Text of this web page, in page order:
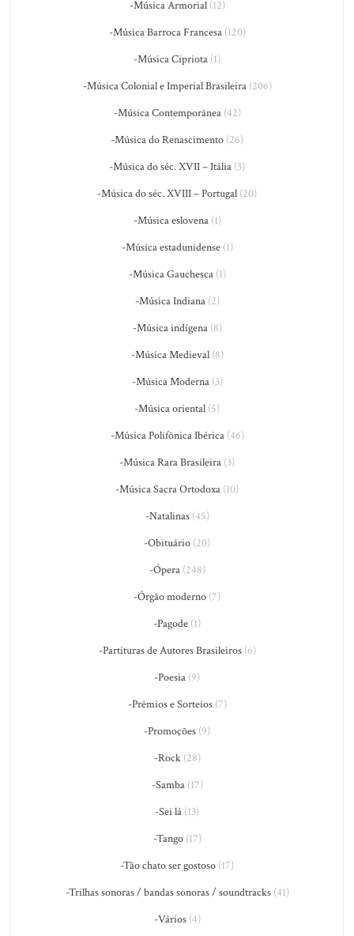
-Música Armorial(12)
-Música Barroca Francesa(120)
-Música Cipriota (1)
-Música Colonial e Imperial Brasileira(206)
-Música Contemporânea(42)
-Música do Renascimento (26)
-Música do séc. XVII – Itália (3)
-Música do séc. XVIII – Portugal (20)
-Música eslovena(1)
-Música estadunidense(1)
-Música Gauchesca(1)
-Música Indiana(2)
-Música indígena(8)
-Música Medieval(8)
-Música Moderna(3)
-Música oriental (5)
-Música Polifônica Ibérica(46)
-Música Rara Brasileira (3)
-Música Sacra Ortodoxa (10)
-Natalinas(45)
-Obituário (20)
-Ópera(248)
-Órgão moderno (7)
-Pagode (1)
-Partituras de Autores Brasileiros(6)
-Poesia (9)
-Prêmios e Sorteios(7)
-Promoções (9)
-Rock(28)
-Samba(17)
-Sei lá (13)
-Tango(17)
-Tão chato ser gostoso (17)
-Trilhas sonoras / bandas sonoras / soundtracks(41)
-Vários(4)